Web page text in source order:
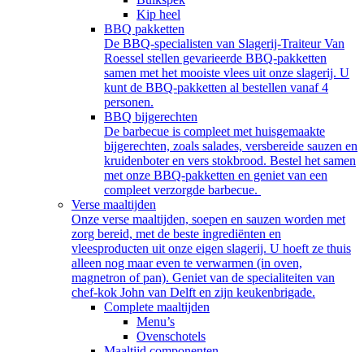
Kip heel
BBQ pakketten
De BBQ-specialisten van Slagerij-Traiteur Van
Roessel stellen gevarieerde BBQ-pakketten
samen met het mooiste vlees uit onze slagerij. U
kunt de BBQ-pakketten al bestellen vanaf 4
personen.
BBQ bijgerechten
De barbecue is compleet met huisgemaakte
bijgerechten, zoals salades, versbereide sauzen en
kruidenboter en vers stokbrood. Bestel het samen
met onze BBQ-pakketten en geniet van een
compleet verzorgde barbecue.
Verse maaltijden
Onze verse maaltijden, soepen en sauzen worden met
zorg bereid, met de beste ingrediënten en
vleesproducten uit onze eigen slagerij. U hoeft ze thuis
alleen nog maar even te verwarmen (in oven,
magnetron of pan). Geniet van de specialiteiten van
chef-kok John van Delft en zijn keukenbrigade.
Complete maaltijden
Menu’s
Ovenschotels